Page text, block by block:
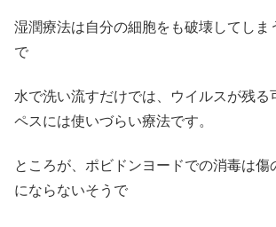
湿潤療法は自分の細胞をも破壊してしま
で
水で洗い流すだけでは、ウイルスが残る
ペスには使いづらい療法です。
ところが、ポビドンヨードでの消毒は傷
にならないそうで